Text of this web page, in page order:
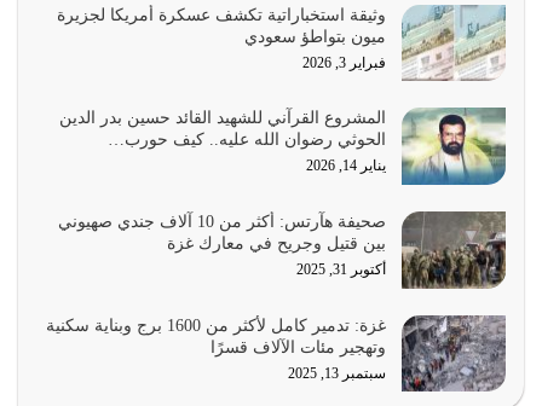
القرآن الكريم هو أهم مصدر لمعرفة رسول الله معرفة سيرته
معرفة شخصيته معرفة عظمته
يوليو 28, 2026
هل نحن من الصالحين؟ قيِّم نفسك هنا اترك القرآن على أصله
وأعرض نفسك، وأعرض ما لديك على…
يوليو 27, 2026
عندما يكون عدوك هو عدو الله معناه أن تكون نقاط الضعف
فيه كثيرة وسينصرك الله عليه إذا…
يوليو 26, 2026
أراد الله لهذه الأمة ان تكون خير امة أخرجت للناس بالنهوض
وثيقة استخباراتية تكشف عسكرة أمريكا لجزيرة
ميون بتواطؤ سعودي
فبراير 3, 2026
المشروع القرآني للشهيد القائد حسين بدر الدين
الحوثي رضوان الله عليه.. كيف حورب…
يناير 14, 2026
صحيفة هآرتس: أكثر من 10 آلاف جندي صهيوني
بين قتيل وجريح في معارك غزة
أكتوبر 31, 2025
غزة: تدمير كامل لأكثر من 1600 برج وبناية سكنية
وتهجير مئات الآلاف قسرًا
سبتمبر 13, 2025